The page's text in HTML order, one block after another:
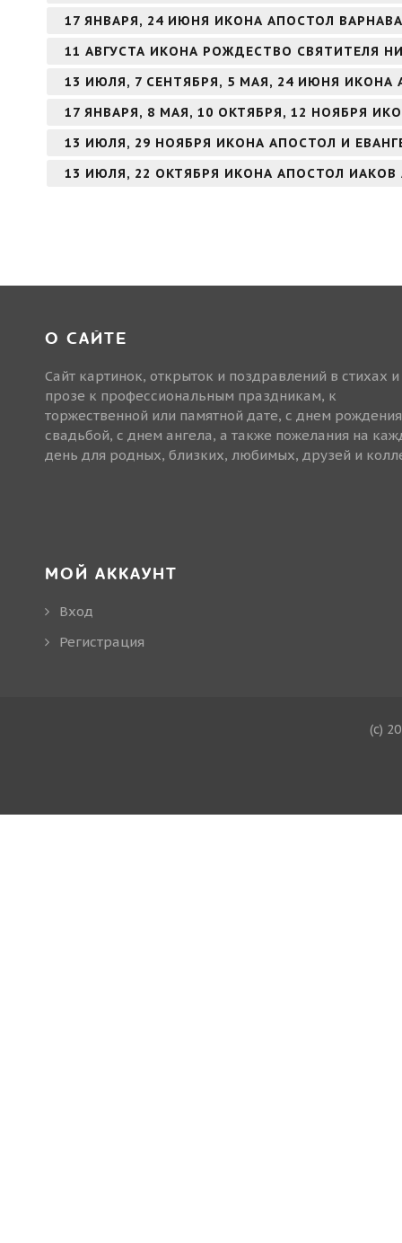
17 ЯНВАРЯ, 24 ИЮНЯ ИКОНА АПОСТОЛ ВАРНАВА
11 АВГУСТА ИКОНА РОЖДЕСТВО СВЯТИТЕЛЯ
13 ИЮЛЯ, 7 СЕНТЯБРЯ, 5 МАЯ, 24 ИЮНЯ
17 ЯНВАРЯ, 8 МАЯ, 10 ОКТЯБРЯ, 12 НОЯБРЯ
13 ИЮЛЯ, 29 НОЯБРЯ ИКОНА АПОСТОЛ И
13 ИЮЛЯ, 22 ОКТЯБРЯ ИКОНА АПОСТОЛ ИАКОВ
О САЙТЕ
Сайт картинок, открыток и поздравлений в стихах и
прозе к профессиональным праздникам, к
торжественной или памятной дате, с днем
свадьбой, с днем ангела, а также пожелания на
день для родных, близких, любимых, друзей и
МОЙ АККАУНТ
Вход
Регистрация
(c)